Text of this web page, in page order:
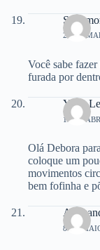
27 DE
Você sabe
furada por
Yone
13 DE
Olá Debora
coloque um
movimentos
bem fofinha e
8 DE